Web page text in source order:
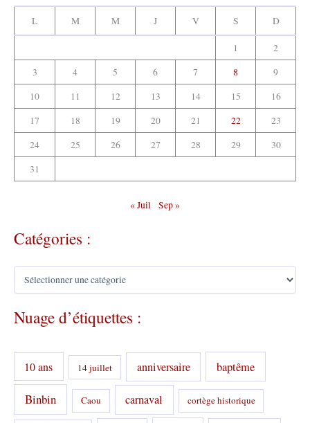
L M M J V S D
1
2
3
4 5 6 7 8
9
10
11 12 13 14 15
16
17
18 19 20 21 22
23
24
25 26 27 28 29
30
31
« Juil Sep »
Catégories :
C
é
g
r
e
Nuage d’étiquettes :
10 ans 14 juillet anniversaire baptême
Binbin Caou carnaval cortège historique